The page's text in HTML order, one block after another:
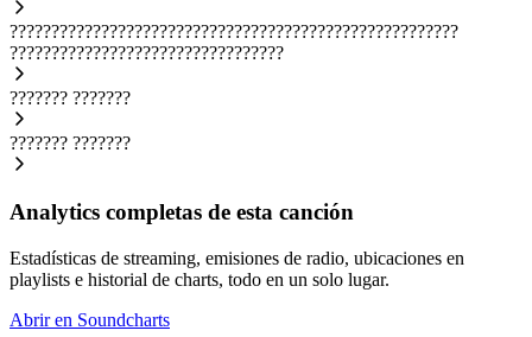
??????????????????????????????????????????????????????
?????????????????????????????????
??????? ???????
??????? ???????
Analytics completas de esta canción
Estadísticas de streaming, emisiones de radio, ubicaciones en
playlists e historial de charts, todo en un solo lugar.
Abrir en Soundcharts